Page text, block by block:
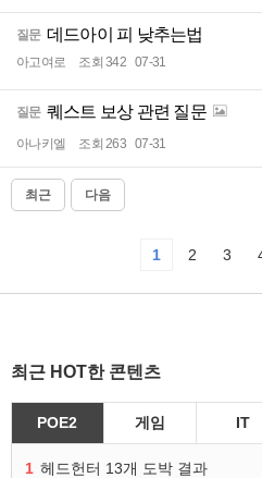
질문 데드아이 피 낮추는법
아고여로 조회 342 07-31
질문 퀘스트 보상 관련 질문
아나키엘 조회 263 07-31
최근 다음
1 2 3
최근 HOT한 콘텐츠
POE2 게임 IT
1 헤드헌터 13개 도박 결과